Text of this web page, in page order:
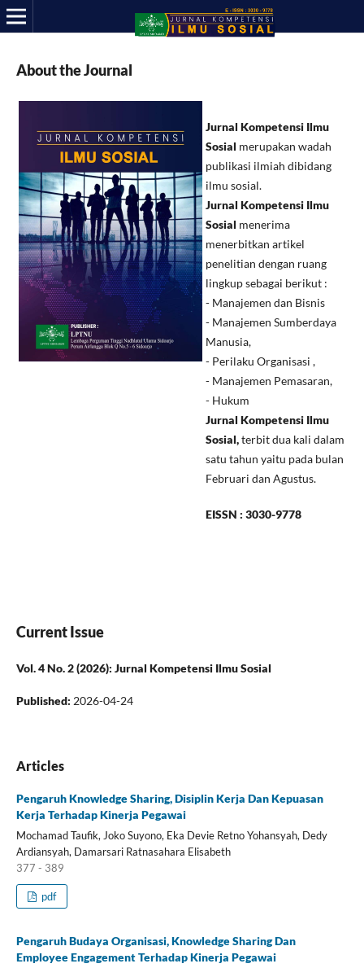
About the Journal
Jurnal Kompetensi Ilmu
Sosial merupakan wadah
publikasi ilmiah dibidang
ilmu sosial.
Jurnal Kompetensi Ilmu
Sosial menerima
menerbitkan artikel
penelitian dengan ruang
lingkup sebagai berikut :
- Manajemen dan Bisnis
- Manajemen Sumberdaya
Manusia,
- Perilaku Organisasi ,
- Manajemen Pemasaran,
- Hukum
Jurnal Kompetensi Ilmu
Sosial,terbit dua kali dalam
satu tahun yaitu pada bulan
Februari dan Agustus.
EISSN : 3030-9778
Current Issue
Vol. 4 No. 2 (2026): Jurnal Kompetensi Ilmu Sosial
Published: 2026-04-24
Articles
Pengaruh Knowledge Sharing, Disiplin Kerja Dan Kepuasan
Kerja Terhadap Kinerja Pegawai
Mochamad Taufik, Joko Suyono, Eka Devie Retno Yohansyah, Dedy
Ardiansyah, Damarsari Ratnasahara Elisabeth
377 - 389
pdf
Pengaruh Budaya Organisasi, Knowledge Sharing Dan
Employee Engagement Terhadap Kinerja Pegawai